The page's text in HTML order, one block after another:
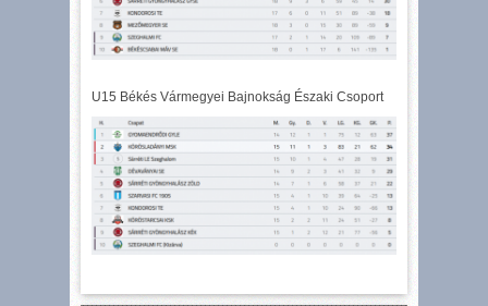
U15 Békés Vármegyei Bajnokság Északi Csoport